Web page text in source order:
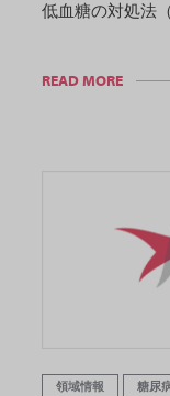
低血糖の対処法
READ MORE
領域情報 糖尿